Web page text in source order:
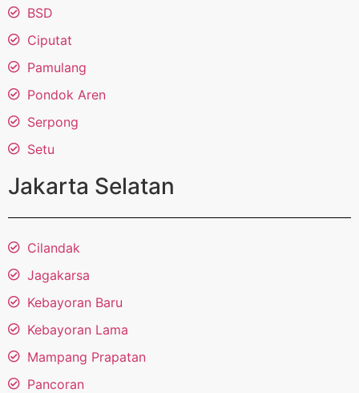
BSD
Ciputat
Pamulang
Pondok Aren
Serpong
Setu
Jakarta Selatan
Cilandak
Jagakarsa
Kebayoran Baru
Kebayoran Lama
Mampang Prapatan
Pancoran